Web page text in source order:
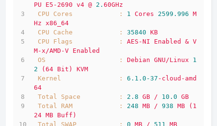
PU
E5-2690 v4 @ 2. 60GHz
CPU Cores            :
1 Cores 2599.996 M
Hz
x86_64
CPU Cache            :
35840 KB
CPU Flags            :
AES-NI Enabled & V
M-x/AMD-V Enabled
OS                   :
Debian GNU/Linux
1
2
(64 Bit)
KVM
Kernel               :
6.1 .0 -37 -cloud-amd
64
Total Space          :
2.8 GB / 10.0 GB
Total RAM            :
248 MB / 938 MB
(1
24 MB Buff)
Total SWAP           :
0 MB / 511 MB